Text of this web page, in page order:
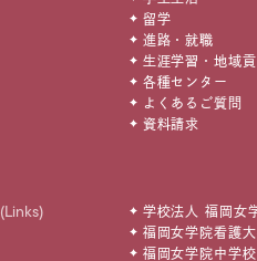
留学
進路・就職
生涯学習・地域
各種センター
よくあるご質問
資料請求
(Links)
学校法人 福岡女
福岡女学院看護
福岡女学院中学